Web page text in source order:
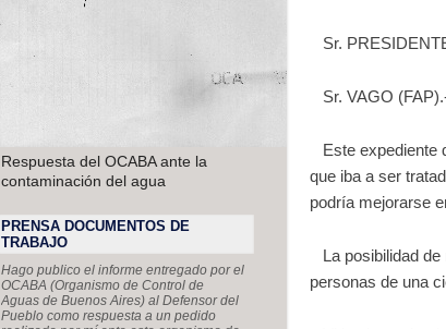
Respuesta del OCABA ante la
contaminación del agua
PRENSA DOCUMENTOS DE
TRABAJO
Hago publico el informe entregado por el
OCABA (Organismo de Control de
Aguas de Buenos Aires) al Defensor del
Pueblo como respuesta a un pedido
Sr.
Sr. VAGO
Este expediente
que iba a ser
podría mejorarse
La posibilidad de
personas de una